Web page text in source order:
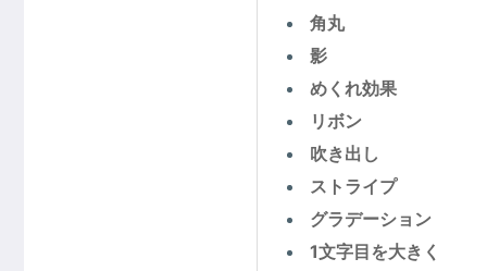
角丸
影
めくれ効果
リボン
吹き出し
ストライプ
グラデーション
1文字目を大きく